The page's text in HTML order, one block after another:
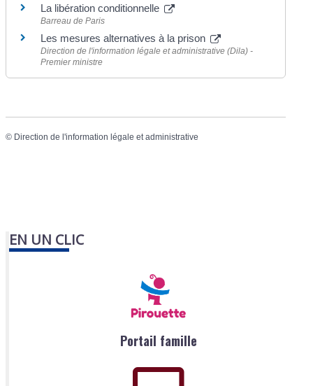
La libération conditionnelle
Barreau de Paris
Les mesures alternatives à la prison
Direction de l'information légale et administrative (Dila) -
Premier ministre
© Direction de l'information légale et administrative
EN UN CLIC
Portail famille